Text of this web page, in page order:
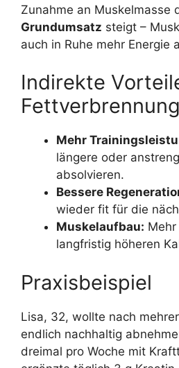
Zunahme an Muskelmasse
Grundumsatz steigt –
auch in Ruhe mehr Energie
Indirekte
Mehr
längere oder
absolvieren.
Bessere
wieder fit für die
Muskelaufbau:
langfristig höheren
Praxisbeispiel
Lisa, 32, wollte nach
endlich nachhaltig
dreimal pro Woche mit